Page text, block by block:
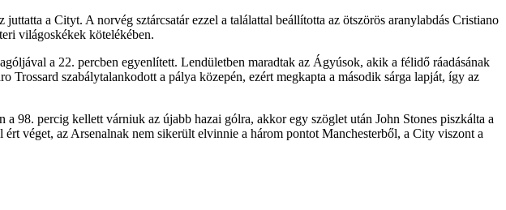
a Cityt. A norvég sztárcsatár ezzel a találattal beállította az ötszörös aranylabdás Cristiano
világoskékek kötelékében.
a 22. percben egyenlített. Lendületben maradtak az Ágyúsok, akik a félidő ráadásának
szabálytalankodott a pálya közepén, ezért megkapta a második sárga lapját, így az
98. percig kellett várniuk az újabb hazai gólra, akkor egy szöglet után John Stones piszkálta a
véget, az Arsenalnak nem sikerült elvinnie a három pontot Manchesterből, a City viszont a